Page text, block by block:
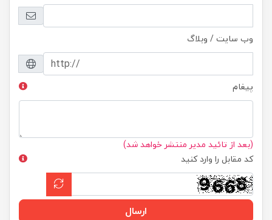
وب سایت / وبلاگ
پیغام
(بعد از تائید مدیر منتشر خواهد شد)
کد مقابل را وارد کنید
ارسال